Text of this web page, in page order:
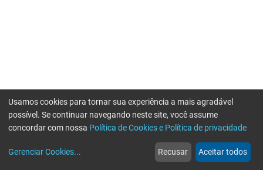
web
Notícias
more_horiz
Mais
Usamos cookies para tornar sua experiência a mais agradável
possível. Se continuar navegando neste site, você assume
concordar com nossa Política de Cookies e Política de privacidade
Gerenciar Cookies... Recusar Aceitar todos
Erro ao enviar informações, por favor tente novamente